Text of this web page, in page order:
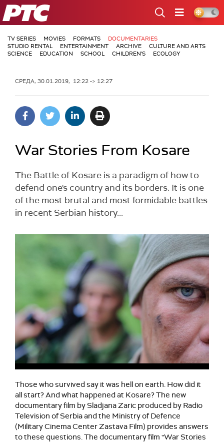
РТС
TV SERIES MOVIES FORMATS
DOCUMENTARIES
STUDIO RENTAL
ENTERTAINMENT ARCHIVE
CULTURE AND ARTS
SCIENCE
EDUCATION SCHOOL CHILDREN'S ECOLOGY
СРЕДА, 30.01.2019, 12:22 -> 12:27
War Stories From Kosare
The Battle of Kosare is a paradigm of how to
defend one's country and its borders. It is one
of the most brutal and most formidable battles
in recent Serbian history...
Those who survived say it was hell on earth. How did it
all start? And what happened at Kosare? The new
documentary film by Sladjana Zaric produced by Radio
Television of Serbia and the Ministry of Defence
(Military Cinema Center Zastava Film) provides answers
to these questions. The documentary film "War Stories